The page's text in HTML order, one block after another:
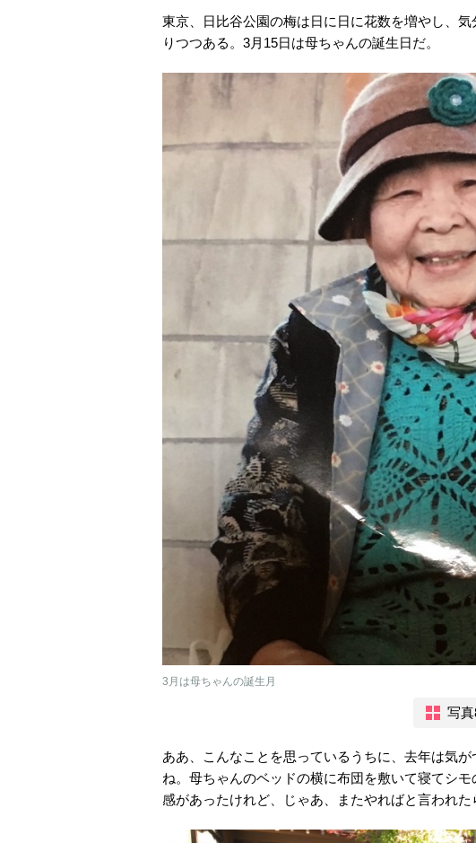
東京、日比谷公園の梅は日に日に花数を増やし、
りつつある。3月15日は母ちゃんの誕生日だ。
3月は母ちゃんの誕生月
写
ああ、こんなことを思っているうちに、去年は気
ね。母ちゃんのベッドの横に布団を敷いて寝てシ
感があったけれど、じゃあ、またやればと言われた